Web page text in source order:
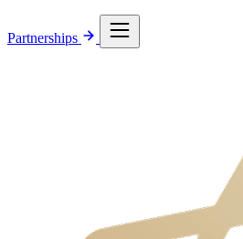
Partnerships